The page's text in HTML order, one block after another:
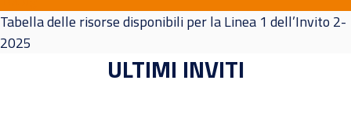
Tabella delle risorse disponibili per la Linea 1 dell’Invito 2-
2025
ULTIMI INVITI